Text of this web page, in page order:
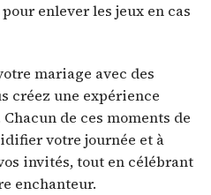
enlever les jeux en cas
mariage avec des
créez une expérience
de ces moments de
votre journée et à
invités, tout en célébrant
enchanteur.